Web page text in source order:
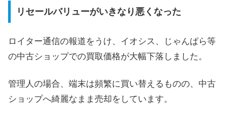
リセールバリューがいきなり悪くなった
ロイター通信の報道をうけ、イオシス、じゃんぱら等
の中古ショップでの買取価格が大幅下落しました。
管理人の場合、端末は頻繁に買い替えるものの、中古
ショップへ綺麗なまま売却をしています。